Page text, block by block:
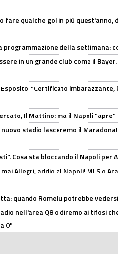
fare qualche gol in più quest'anno,
programmazione della settimana:
in un grande club come il
"Certificato imbarazzante,
Il Mattino: ma il Napoli
nuovo stadio lasceremo il
Cosa sta bloccando il Napoli per
Allegri, addio al Napoli! MLS o
quando Romelu potrebbe
nell'area Q8 o diremo ai tifosi
0"